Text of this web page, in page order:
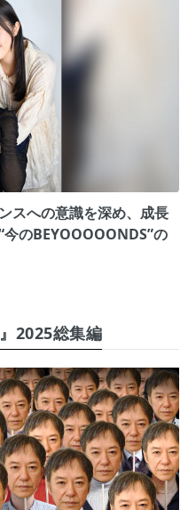
スへの意識を深め、成長
のBEYOOOOONDS”の
2025総集編